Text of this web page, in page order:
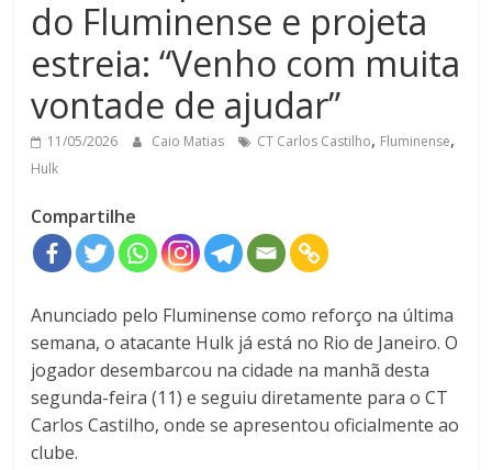
do Fluminense e projeta
estreia: “Venho com muita
vontade de ajudar”
11/05/2026 Caio Matias CT Carlos Castilho, Fluminense,
Hulk
Compartilhe
Anunciado pelo Fluminense como reforço na última
semana, o atacante Hulk já está no Rio de Janeiro. O
jogador desembarcou na cidade na manhã desta
segunda-feira (11) e seguiu diretamente para oCT
Carlos Castilho, onde se apresentou oficialmente ao
clube.